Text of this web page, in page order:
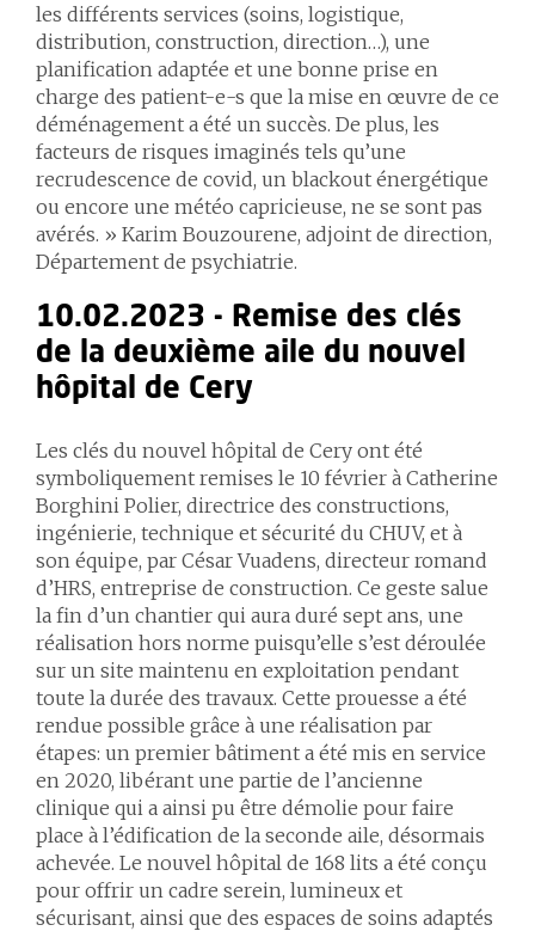
les différents services (soins, logistique,
distribution, construction, direction…), une
planification adaptée et une bonne prise en
charge des patient-e-s que la mise en œuvre de ce
déménagement a été un succès. De plus, les
facteurs de risques imaginés tels qu’une
recrudescence de covid, un blackout énergétique
ou encore une météo capricieuse, ne se sont pas
avérés. » Karim Bouzourene, adjoint de direction,
Département de psychiatrie.
10.02.2023 - Remise des clés
de la deuxième aile du nouvel
hôpital de Cery
Les clés du nouvel hôpital de Cery ont été
symboliquement remises le 10 février à Catherine
Borghini Polier, directrice des constructions,
ingénierie, technique et sécurité du CHUV, et à
son équipe, par César Vuadens, directeur romand
d’HRS, entreprise de construction. Ce geste salue
la fin d’un chantier qui aura duré sept ans, une
réalisation hors norme puisqu’elle s’est déroulée
sur un site maintenu en exploitation pendant
toute la durée des travaux. Cette prouesse a été
rendue possible grâce à une réalisation par
étapes: un premier bâtiment a été mis en service
en 2020, libérant une partie de l’ancienne
clinique qui a ainsi pu être démolie pour faire
place à l’édification de la seconde aile, désormais
achevée. Le nouvel hôpital de 168 lits a été conçu
pour offrir un cadre serein, lumineux et
sécurisant, ainsi que des espaces de soins adaptés